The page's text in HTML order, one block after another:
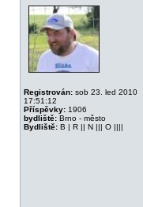
Registrován: sob 23. led 2010
17:51:12
Příspěvky: 1906
bydliště: Brno - město
Bydliště: B | R || N ||| O ||||